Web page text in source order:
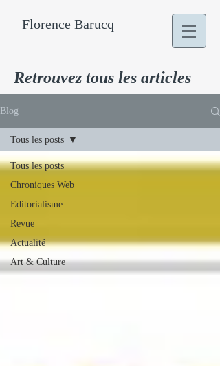
Florence Barucq
Blog
Tous les posts
Chroniques Web
Editorialisme
Revue
Actualité
Art & Culture
Tous les posts
Retrouvez tous les articles